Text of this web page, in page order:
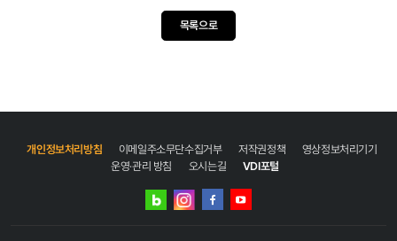
목록으로
개인정보처리방침 이메일주소무단수집거부 저작권정책
영상정보처리기기
운영·관리 방침
오시는길 VDI포털
네이버
인스타그램